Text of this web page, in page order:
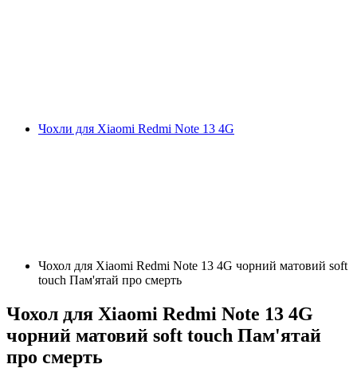
Чохли для Xiaomi Redmi Note 13 4G
Чохол для Xiaomi Redmi Note 13 4G чорний матовий soft
touch Пам'ятай про смерть
Чохол для Xiaomi Redmi Note 13 4G
чорний матовий soft touch Пам'ятай
про смерть